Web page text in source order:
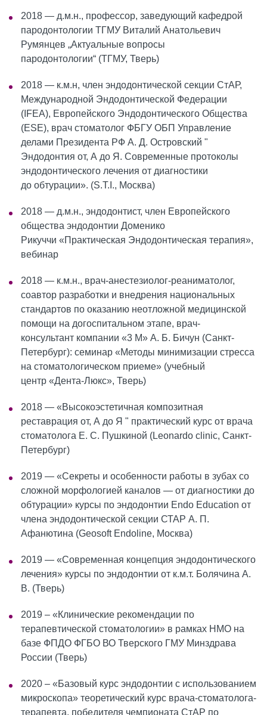
2018 — д.м.н., профессор, заведующий кафедрой
пародонтологии ТГМУ Виталий Анатольевич
Румянцев „Актуальные вопросы
пародонтологии“ (ТГМУ, Тверь)
2018 — к.м.н, член эндодонтической секции СтАР,
Международной Эндодонтической Федерации
(IFEA), Европейского Эндодонтического Общества
(ESE), врач стоматолог ФБГУ ОБП Управление
делами Президента РФ А. Д. Островский "
Эндодонтия от, А до Я. Современные протоколы
эндодонтического лечения от диагностики
до обтурации». (S.T.I., Москва)
2018 — д.м.н., эндодонтист, член Европейского
общества эндодонтии Доменико
Рикуччи «Практическая Эндодонтическая терапия»,
вебинар
2018 — к.м.н., врач-анестезиолог-реаниматолог,
соавтор разработки и внедрения национальных
стандартов по оказанию неотложной медицинской
помощи на догоспитальном этапе, врач-
консультант компании «3 М» А. Б. Бичун (Санкт-
Петербург): семинар «Методы минимизации стресса
на стоматологическом приеме» (учебный
центр «Дента-Люкс», Тверь)
2018 — «Высокоэстетичная композитная
реставрация от, А до Я " практический курс от врача
стоматолога Е. С. Пушкиной (Leonardo clinic, Санкт-
Петербург)
2019 — «Секреты и особенности работы в зубах со
сложной морфологией каналов — от диагностики до
обтурации» курсы по эндодонтии Endo Education от
члена эндодонтической секции СТАР А. П.
Афанютина (Geosoft Endoline, Москва)
2019 — «Современная концепция эндодонтического
лечения» курсы по эндодонтии от к.м.т. Болячина А.
В. (Тверь)
2019 – «Клинические рекомендации по
терапевтической стоматологии» в рамках НМО на
базе ФПДО ФГБО ВО Тверского ГМУ Минздрава
России (Тверь)
2020 – «Базовый курс эндодонтии с использованием
микроскопа» теоретический курс врача-стоматолога-
терапевта, победителя чемпионата СтАР по